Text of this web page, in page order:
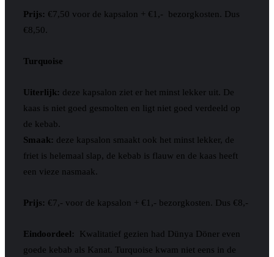
Prijs: €7,50 voor de kapsalon + €1,- bezorgkosten. Dus
€8,50.
Turquoise
Uiterlijk: deze kapsalon ziet er het minst lekker uit. De
kaas is niet goed gesmolten en ligt niet goed verdeeld op
de kebab.
Smaak: deze kapsalon smaakt ook het minst lekker, de
friet is helemaal slap, de kebab is flauw en de kaas heeft
een vieze nasmaak.
Prijs: €7,- voor de kapsalon + €1,- bezorgkosten. Dus €8,-
Eindoordeel: Kwalitatief gezien had Dünya Döner even
goede kebab als Kanat. Turquoise kwam niet eens in de